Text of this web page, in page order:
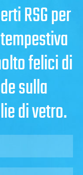
RSG per
felici di
sulla
di vetro.